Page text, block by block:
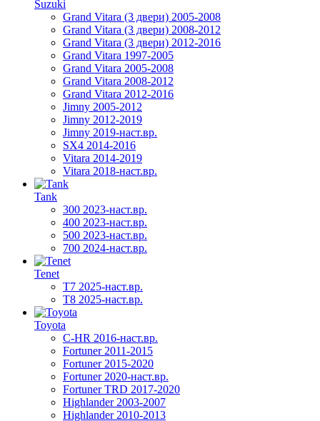
Suzuki
Grand Vitara (3 двери) 2005-2008
Grand Vitara (3 двери) 2008-2012
Grand Vitara (3 двери) 2012-2016
Grand Vitara 1997-2005
Grand Vitara 2005-2008
Grand Vitara 2008-2012
Grand Vitara 2012-2016
Jimny 2005-2012
Jimny 2012-2019
Jimny 2019-наст.вр.
SX4 2014-2016
Vitara 2014-2019
Vitara 2018-наст.вр.
Tank
300 2023-наст.вр.
400 2023-наст.вр.
500 2023-наст.вр.
700 2024-наст.вр.
Tenet
T7 2025-наст.вр.
T8 2025-наст.вр.
Toyota
C-HR 2016-наст.вр.
Fortuner 2011-2015
Fortuner 2015-2020
Fortuner 2020-наст.вр.
Fortuner TRD 2017-2020
Highlander 2003-2007
Highlander 2010-2013